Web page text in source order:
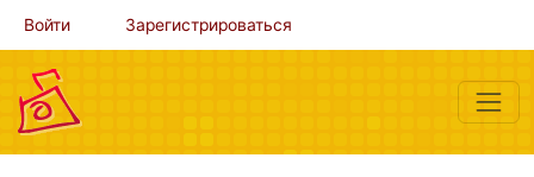
Войти Зарегистрироваться